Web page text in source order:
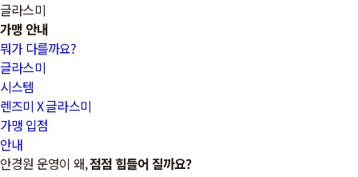
글라스미
가맹 안내
뭐가 다를까요?
글라스미
시스템
렌즈미 X 글라스미
가맹 입점
안내
안경원 운영이 왜,점점 힘들어 질까요?